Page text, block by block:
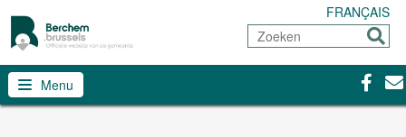
FRANÇAIS
Zoeken
Sturen
Menu